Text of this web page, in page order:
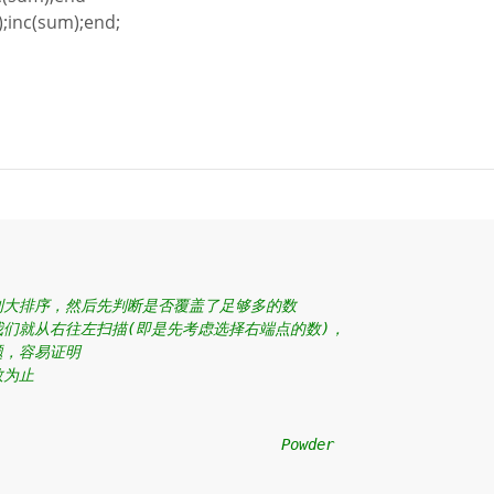
排序，然后先判断是否覆盖了足够多的数
就从右往左扫描(即是先考虑选择右端点的数)，
容易证明
止